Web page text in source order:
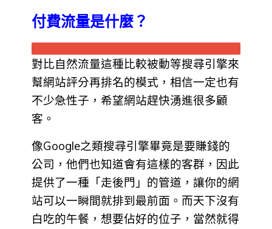
付費流量是什麼？
對比自然流量這種比較被動等搜尋引擎來
幫網站評分再排名的模式，相信一定也有
不少急性子，希望網站趕快湧進很多顧
客。
像Google之類搜尋引擎畢竟是要賺錢的
公司，他們也知道會有這樣的客群，因此
提供了一種「走後門」的管道，讓你的網
站可以一瞬間就排到最前面。而天下沒有
白吃的午餐，想要佔好的位子，當然就得